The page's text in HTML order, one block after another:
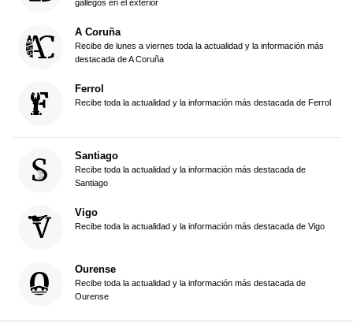
gallegos en el exterior
A Coruña
Recibe de lunes a viernes toda la actualidad y la información más
destacada de A Coruña
Ferrol
Recibe toda la actualidad y la información más destacada de Ferrol
Santiago
Recibe toda la actualidad y la información más destacada de
Santiago
Vigo
Recibe toda la actualidad y la información más destacada de Vigo
Ourense
Recibe toda la actualidad y la información más destacada de
Ourense